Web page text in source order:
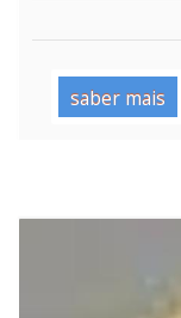
saber mais